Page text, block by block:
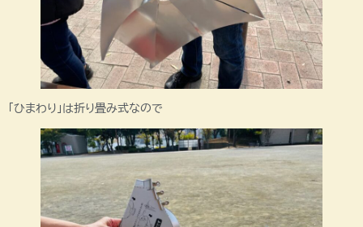
「ひまわり」は折り畳み式なので